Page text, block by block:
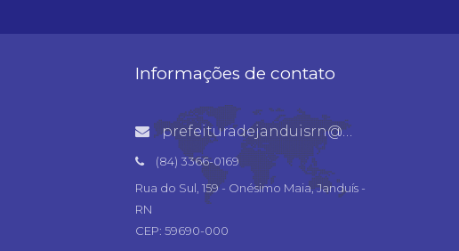
Informações de contato
prefeituradejanduisrn@gmail.com
(84) 3366-0169
Rua do Sul, 159 - Onésimo Maia, Janduís -
RN
CEP: 59690-000